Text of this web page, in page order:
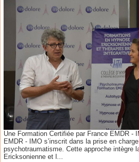
Une Formation Certifiée par France EMDR -
EMDR - IMO s’inscrit dans la prise en
psychotraumatisme. Cette approche intègre
Ericksonienne et l...